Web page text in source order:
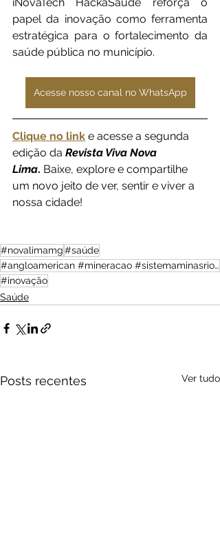
iNovaTech HackaSaúde reforça o
papel da inovação como ferramenta
estratégica para o fortalecimento da
saúde pública no município.
Acesse nosso canal no WhatsApp
Clique no link e acesse a segunda
edição da Revista Viva Nova
Lima. Baixe, explore e compartilhe
um novo jeito de ver, sentir e viver a
nossa cidade!
#novalimamg#saúde
#angloamerican #mineracao #sistemaminasrio #revistavivanovalima
#inovação
Saúde
Posts recentes Ver tudo